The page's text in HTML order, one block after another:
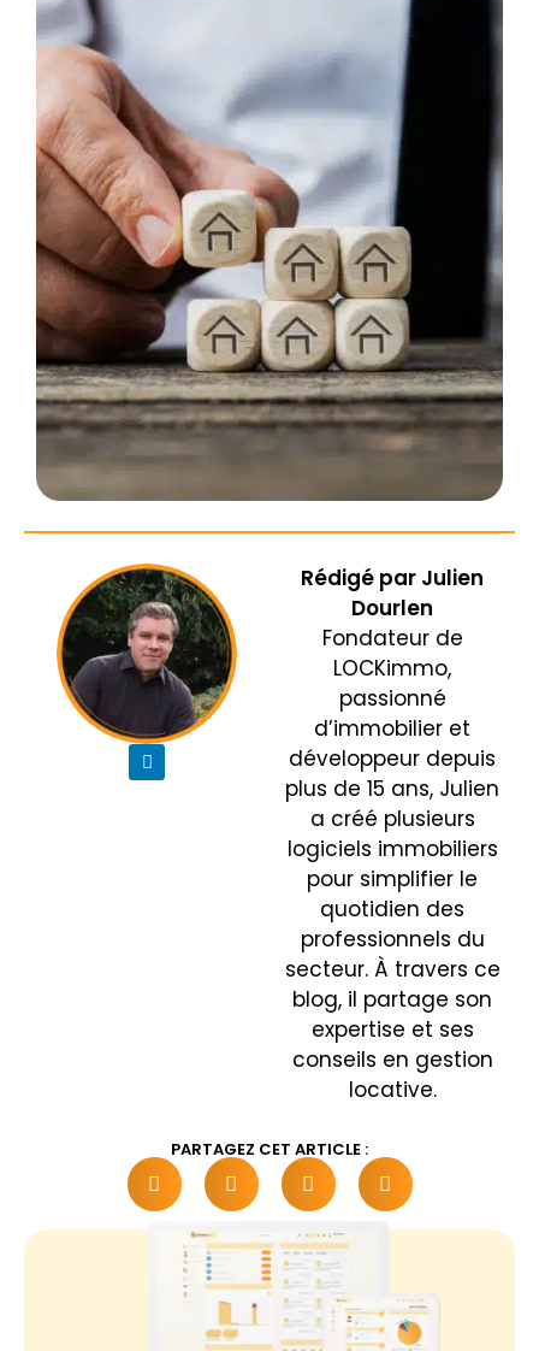
Rédigé par Julien
Dourlen
Fondateur de
LOCKimmo,
passionné
d’immobilier et
développeur depuis
plus de 15 ans, Julien
a créé plusieurs
logiciels immobiliers
pour simplifier le
quotidien des
professionnels du
secteur. À travers ce
blog, il partage son
expertise et ses
conseils en gestion
locative.
PARTAGEZ CET ARTICLE :